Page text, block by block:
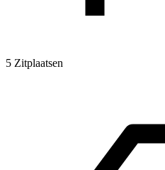
5 Zitplaatsen